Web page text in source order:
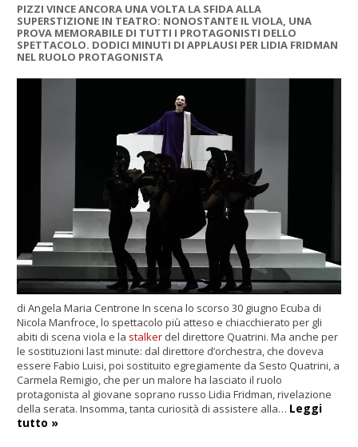
PIZZI VINCE ANCORA UNA VOLTA LA SFIDA ALLA
SUPERSTIZIONE IN TEATRO: NONOSTANTE IL VIOLA, UNA
PROVA MEMORABILE DI TUTTI I PROTAGONISTI DELLO
SPETTACOLO. DODICI MINUTI DI APPLAUSI PER LIDIA FRIDMAN
NEL RUOLO PROTAGONISTA
di Angela Maria Centrone In scena lo scorso 30 giugno Ecuba di
Nicola Manfroce, lo spettacolo più atteso e chiacchierato per gli
abiti di scena viola e la stalker del direttore Quatrini. Ma anche per
le sostituzioni last minute: dal direttore d’orchestra, che doveva
essere Fabio Luisi, poi sostituito egregiamente da Sesto Quatrini, a
Carmela Remigio, che per un malore ha lasciato il ruolo
protagonista al giovane soprano russo Lidia Fridman, rivelazione
della serata. Insomma, tanta curiosità di assistere alla… Leggi
tutto »